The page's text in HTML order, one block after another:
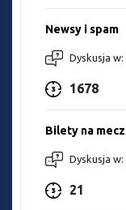
Newsy i spam
Dyskusja w:
1678
Bilety na mecz
Dyskusja w:
21